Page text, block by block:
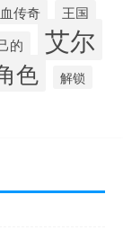
传奇 王国
的 艾尔
色 解锁